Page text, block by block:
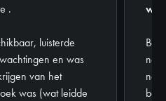
.
luisterde
en was
van het
was (wat leidde